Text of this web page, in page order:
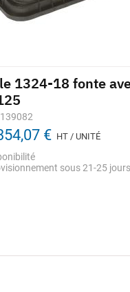
1324-18 fonte
€ HT / UNITÉ
sous 21-25 jours